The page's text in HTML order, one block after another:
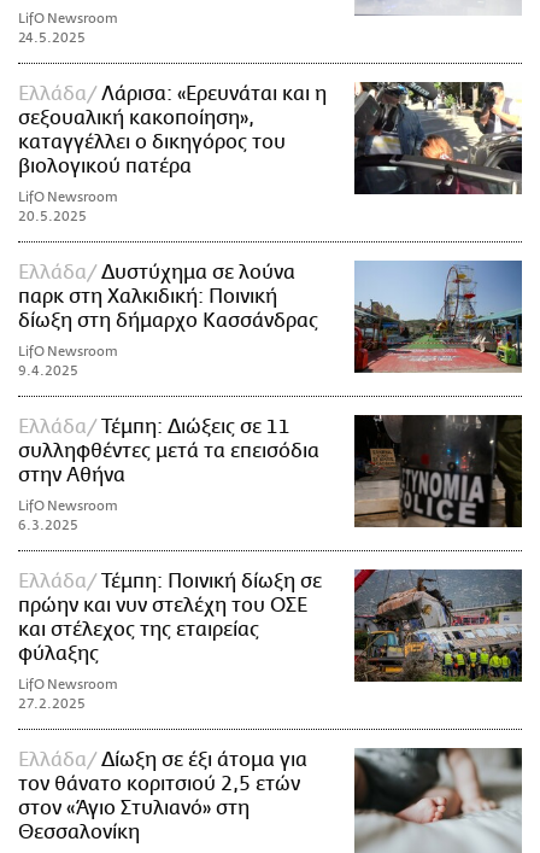
LifO Newsroom
24.5.2025
Ελλάδα
Λάρισα: «Ερευνάται και η
σεξουαλική κακοποίηση»,
καταγγέλλει ο δικηγόρος του
βιολογικού πατέρα
LifO Newsroom
20.5.2025
Ελλάδα
Δυστύχημα σε λούνα
παρκ στη Χαλκιδική: Ποινική
δίωξη στη δήμαρχο Κασσάνδρας
LifO Newsroom
9.4.2025
Ελλάδα
Τέμπη: Διώξεις σε 11
συλληφθέντες μετά τα επεισόδια
στην Αθήνα
LifO Newsroom
6.3.2025
Ελλάδα
Τέμπη: Ποινική δίωξη σε
πρώην και νυν στελέχη του ΟΣΕ
και στέλεχος της εταιρείας
φύλαξης
LifO Newsroom
27.2.2025
Ελλάδα
Δίωξη σε έξι άτομα για
τον θάνατο κοριτσιού 2,5 ετών
στον «Άγιο Στυλιανό» στη
Θεσσαλονίκη